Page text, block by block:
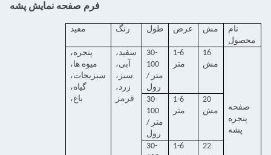
فرم صفحه نمایش پشه
نام
محصول
مش عرض طول رنگ مفید
صفحه
پنجره
پشه
16
مش
1-6
متر
30-
100
متر /
رول
سفید،
آبی،
سبز،
زرد،
قرمز
پنجره،
میوه ها،
سبزیجات،
گیاه،
باغ،
20
مش
1-6
متر
30-
100
متر /
رول
22
1-6
30-